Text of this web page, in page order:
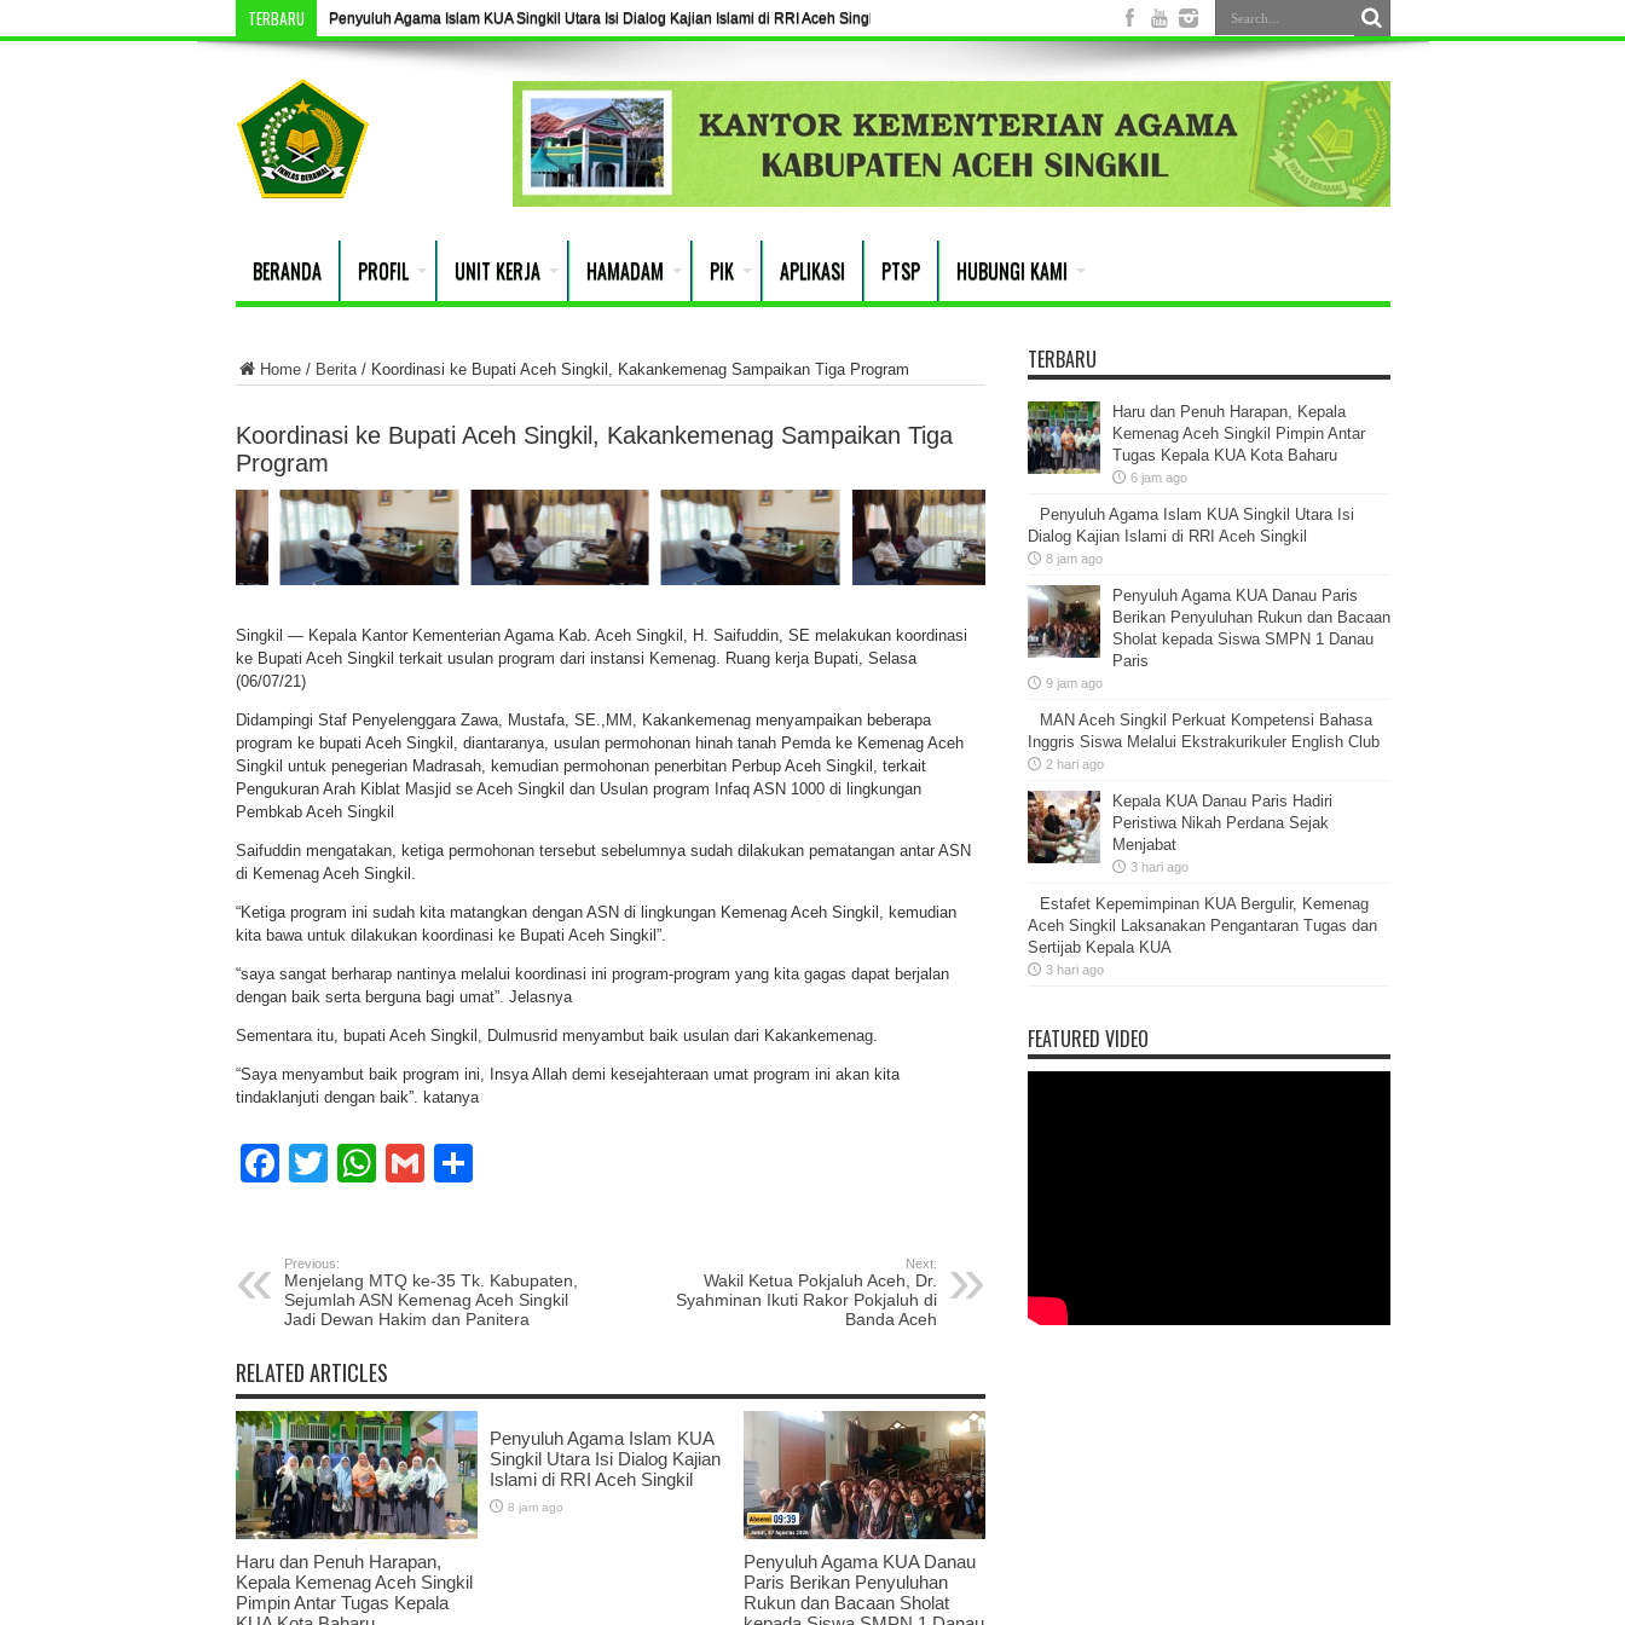
TERBARU Penyuluh Agama Islam KUA Singkil Utara Isi Dialog Kajian Islami di RRI Aceh Singkil
BERANDA PROFIL UNIT KERJA HAMADAM PIK APLIKASI PTSP HUBUNGI KAMI
Home/ Berita/ Koordinasi ke Bupati Aceh Singkil, Kakankemenag Sampaikan Tiga Program
Koordinasi ke Bupati Aceh Singkil, Kakankemenag Sampaikan Tiga
Program
Singkil — Kepala Kantor Kementerian Agama Kab. Aceh Singkil, H. Saifuddin, SE melakukan koordinasi
ke Bupati Aceh Singkil terkait usulan program dari instansi Kemenag. Ruang kerja Bupati, Selasa
(06/07/21)
Didampingi Staf Penyelenggara Zawa, Mustafa, SE.,MM, Kakankemenag menyampaikan beberapa
program ke bupati Aceh Singkil, diantaranya, usulan permohonan hinah tanah Pemda ke Kemenag Aceh
Singkil untuk penegerian Madrasah, kemudian permohonan penerbitan Perbup Aceh Singkil, terkait
Pengukuran Arah Kiblat Masjid se Aceh Singkil dan Usulan program Infaq ASN 1000 di lingkungan
Pembkab Aceh Singkil
Saifuddin mengatakan, ketiga permohonan tersebut sebelumnya sudah dilakukan pematangan antar ASN
di Kemenag Aceh Singkil.
“Ketiga program ini sudah kita matangkan dengan ASN di lingkungan Kemenag Aceh Singkil, kemudian
kita bawa untuk dilakukan koordinasi ke Bupati Aceh Singkil”.
“saya sangat berharap nantinya melalui koordinasi ini program-program yang kita gagas dapat berjalan
dengan baik serta berguna bagi umat”. Jelasnya
Sementara itu, bupati Aceh Singkil, Dulmusrid menyambut baik usulan dari Kakankemenag.
“Saya menyambut baik program ini, Insya Allah demi kesejahteraan umat program ini akan kita
tindaklanjuti dengan baik”. katanya
Facebook
Twitter
WhatsApp
GmailShare
Previous:
Menjelang MTQ ke-35 Tk. Kabupaten,
Sejumlah ASN Kemenag Aceh Singkil
Jadi Dewan Hakim dan Panitera
Next:
Wakil Ketua Pokjaluh Aceh, Dr.
Syahminan Ikuti Rakor Pokjaluh di
Banda Aceh
RELATED ARTICLES
Haru dan Penuh Harapan,
Kepala Kemenag Aceh Singkil
Pimpin Antar Tugas Kepala
Penyuluh Agama Islam KUA
Singkil Utara Isi Dialog Kajian
Islami di RRI Aceh Singkil
8 jam ago
Penyuluh Agama KUA Danau
Paris Berikan Penyuluhan
Rukun dan Bacaan Sholat
TERBARU
Haru dan Penuh Harapan, Kepala
Kemenag Aceh Singkil Pimpin Antar
Tugas Kepala KUA Kota Baharu
6 jam ago
Penyuluh Agama Islam KUA Singkil Utara Isi
Dialog Kajian Islami di RRI Aceh Singkil
8 jam ago
Penyuluh Agama KUA Danau Paris
Berikan Penyuluhan Rukun dan Bacaan
Sholat kepada Siswa SMPN 1 Danau
Paris
9 jam ago
MAN Aceh Singkil Perkuat Kompetensi Bahasa
Inggris Siswa Melalui Ekstrakurikuler English Club
2 hari ago
Kepala KUA Danau Paris Hadiri
Peristiwa Nikah Perdana Sejak
Menjabat
3 hari ago
Estafet Kepemimpinan KUA Bergulir, Kemenag
Aceh Singkil Laksanakan Pengantaran Tugas dan
Sertijab Kepala KUA
3 hari ago
FEATURED VIDEO